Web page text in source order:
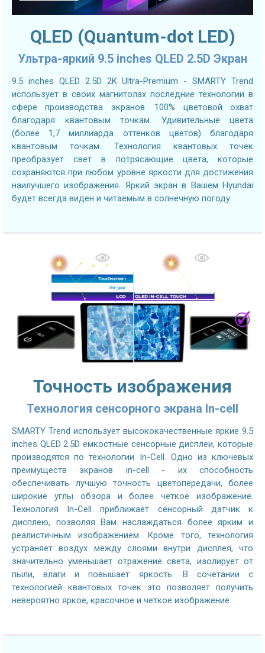
QLED (Quantum-dot LED)
Ультра-яркий 9.5 inches QLED 2.5D Экран
9.5 inches QLED 2.5D 2K Ultra-Premium - SMARTY Trend
использует в своих магнитолах последние технологии в
сфере производства экранов. 100% цветовой охват
благодаря квантовым точкам. Удивительные цвета
(более 1,7 миллиарда оттенков цветов) благодаря
квантовым точкам. Технология квантовых точек
преобразует свет в потрясающие цвета, которые
сохраняются при любом уровне яркости для достижения
наилучшего изображения. Яркий экран в Вашем Hyundai
будет всегда виден и читаемым в солнечную погоду.
Точность изображения
Технология сенсорного экрана In-cell
SMARTY Trend использует высококачественные яркие 9.5
inches QLED 2.5D емкостные сенсорные дисплеи, которые
производятся по технологии In-Cell. Одно из ключевых
преимуществ экранов in-cell - их способность
обеспечивать лучшую точность цветопередачи, более
широкие углы обзора и более четкое изображение.
Технология In-Cell приближает сенсорный датчик к
дисплею, позволяя Вам наслаждаться более ярким и
реалистичным изображением. Кроме того, технология
устраняет воздух между слоями внутри дисплея, что
значительно уменьшает отражение света, изолирует от
пыли, влаги и повышает яркость. В сочетании с
технологией квантовых точек это позволяет получить
невероятно яркое, красочное и четкое изображение.